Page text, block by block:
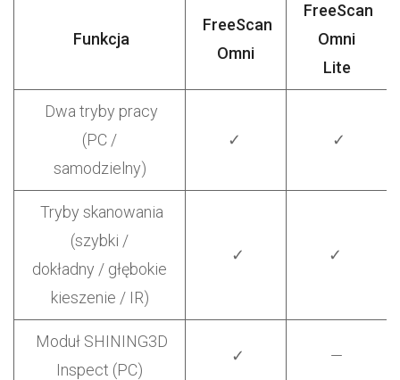
Funkcja
FreeScan
Omni
FreeScan
Omni
Lite
Dwa tryby pracy
(PC /
samodzielny)
✓ ✓
Tryby skanowania
(szybki /
dokładny / głębokie
kieszenie / IR)
✓ ✓
Moduł SHINING3D
Inspect (PC)
✓ —